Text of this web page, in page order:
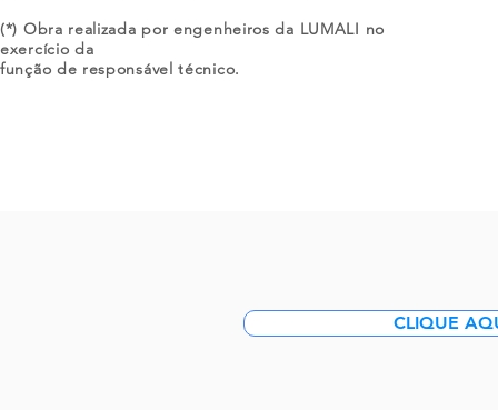
(*) Obra realizada por engenheiros da LUMALI no
exercício da
função de responsável técnico.
CLIQUE